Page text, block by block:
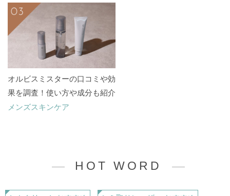
オルビスミスターの口コミや効
果を調査！使い方や成分も紹介
メンズスキンケア
HOT WORD